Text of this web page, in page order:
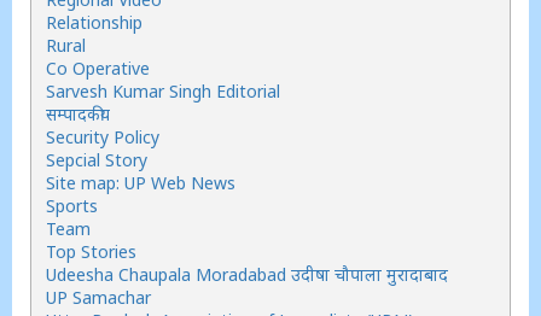
Relationship
Rural
Co Operative
Sarvesh Kumar Singh Editorial
सम्पादकीय
Security Policy
Sepcial Story
Site map: UP Web News
Sports
Team
Top Stories
Udeesha Chaupala Moradabad उदीषा चौपाला मुरादाबाद
UP Samachar